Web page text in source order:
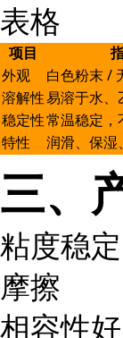
表格
项目
外观
白色粉末 /
溶解性易溶于水、
稳定性常温稳定，
特性
润滑、保湿
三、
粘度稳
摩擦
相容性